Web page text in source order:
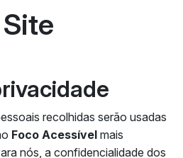
recolhidas serão usadas
Foco Acessível mais
nós, a confidencialidade dos